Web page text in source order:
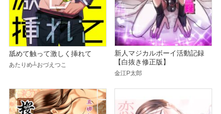
舐めて触って激しく挿れて
あたりめ┴おづえつこ
新人マジカルボーイ活動記録
【白抜き修正版】
金江P太郎